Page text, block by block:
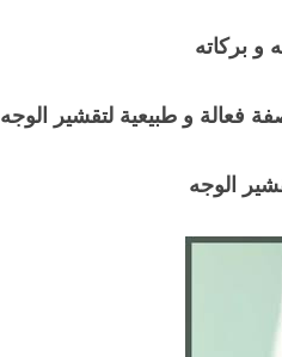
و بركاته
فعالة و طبيعية لتقشير الوجه
الوجه